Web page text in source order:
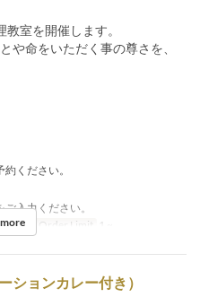
室を開催します。
や命をいただく事の尊さを、
ください。
入力ください。
Lunch Order Limit 1 ~
ションカレー付き）